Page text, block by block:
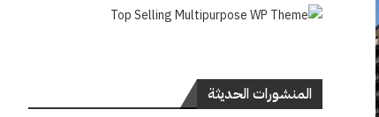
المنشورات الحديثة